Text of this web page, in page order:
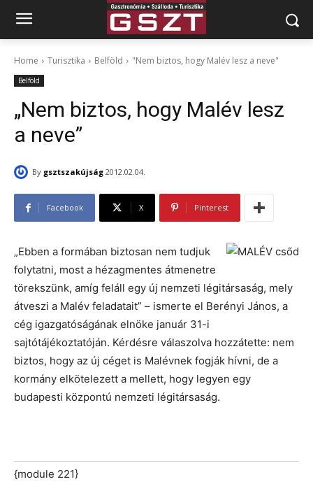
Home Turisztika Belföld "Nem biztos, hogy Malév lesz a neve"
Belföld
„Nem biztos, hogy Malév lesz
a neve”
By gsztszakújság 2012.02.04.
Facebook X Pinterest
„Ebben a formában biztosan nem tudjuk
folytatni, most a hézagmentes átmenetre
törekszünk, amíg feláll egy új nemzeti légitársaság, mely
átveszi a Malév feladatait” – ismerte el Berényi János, a
cég igazgatóságának elnöke január 31-i
sajtótájékoztatóján. Kérdésre válaszolva hozzátette: nem
biztos, hogy az új céget is Malévnek fogják hívni, de a
kormány elkötelezett a mellett, hogy legyen egy
budapesti központú nemzeti légitársaság.
{module 221}